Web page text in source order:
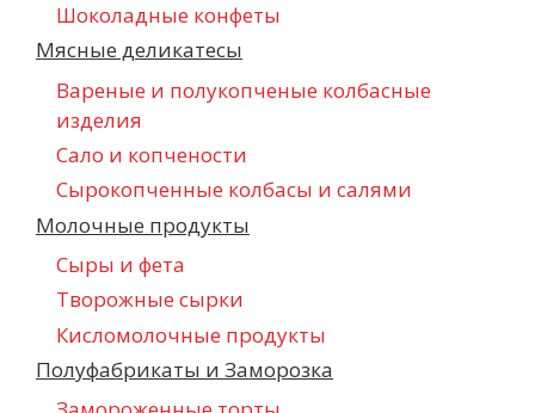
Шоколадные конфеты
Мясные деликатесы
Вареные и полукопченые колбасные
изделия
Сало и копчености
Сырокопченные колбасы и салями
Молочные продукты
Сыры и фета
Творожные сырки
Кисломолочные продукты
Полуфабрикаты и Заморозка